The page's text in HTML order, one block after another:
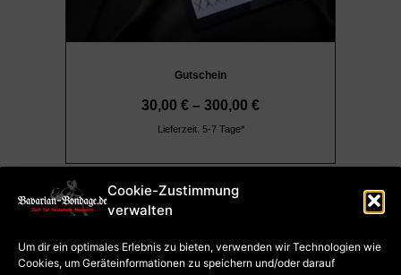
Cookie-Zustimmung
verwalten
Um dir ein optimales Erlebnis zu bieten, verwenden wir Technologien wie
Cookies, um Geräteinformationen zu speichern und/oder darauf
Gutschein
30,00 € – 300,00 €
Lieferzeit: 5-7 Tage*
AGB
Datenschutz
Cookie-Richtlinie (EU)